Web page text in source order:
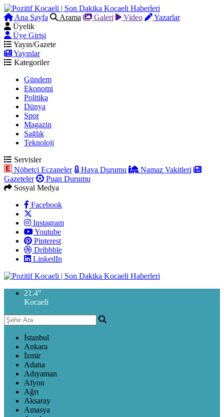
Ana Sayfa Arama Galeri Video
Yazarlar
Üyelik
Üye Girişi
Yayın/Gazete
Yayınlar
Kategoriler
Gündem
Ekonomi
Politika
Dünya
Spor
Magazin
Sağlık
Teknoloji
Servisler
Nöbetçi Eczaneler
Hava Durumu
Namaz Vakitleri
Gazeteler
Puan Durumu
Sosyal Medya
Facebook
Instagram
Youtube
Pinterest
Dribbble
LinkedIn
21.4°
Kocaeli
İstanbul
Ankara
İzmir
Adana
Adıyaman
Afyon
Ağrı
Aksaray
Amasya